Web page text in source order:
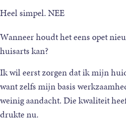
cancer diagnosis; patients’ call
BJGP Open 2021;5.
6. ↲Puts GCW, Wauben
Albada A, Praagman J, Visser O,
2023;167:D7498.
7. ↲Heins MJ, Korevaar JC,
Schellevis FG. The combined
diseases on general practitioner
Heel simpel. NEE
Wanneer houdt het eens opet
huisarts kan?
Ik wil eerst zorgen dat ik mijn
want zelfs mijn basis
weinig aandacht. Die kwaliteit
drukte nu.